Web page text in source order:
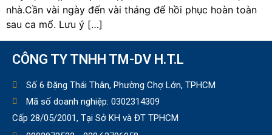
nhà.Cần vài ngày đến vài tháng để hồi phục hoàn toàn
sau ca mổ. Lưu ý […]
CÔNG TY TNHH TM-DV H.T.L
Số 6 Đặng Thái Thân, Phường Chợ Lớn, TPHCM
Mã số doanh nghiệp: 0302314309
Cấp 28/05/2001, Tại Sở KH và ĐT TPHCM